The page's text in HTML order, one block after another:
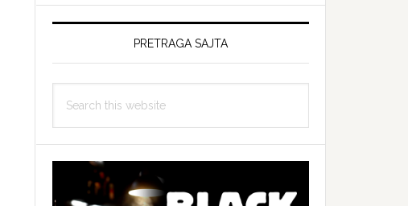
PRETRAGA SAJTA
this